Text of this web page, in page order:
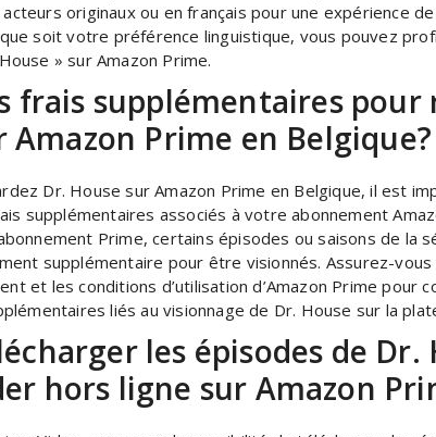
originaux ou en français pour une expérience
soit votre préférence linguistique, vous pouvez
» sur Amazon Prime.
frais supplémentaires pour
Amazon Prime en Belgique?
Dr. House sur Amazon Prime en Belgique, il est
supplémentaires associés à votre abonnement
Prime, certains épisodes ou saisons de la
supplémentaire pour être visionnés. Assurez-
et les conditions d’utilisation d’Amazon Prime pour
liés au visionnage de Dr. House sur la
les épisodes de Dr.
hors ligne sur Amazon